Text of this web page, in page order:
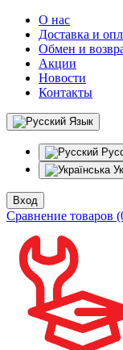
О нас
Доставка и
Обмен и
Акции
Новости
Контакты
Язык
Вход
Сравнение товаров